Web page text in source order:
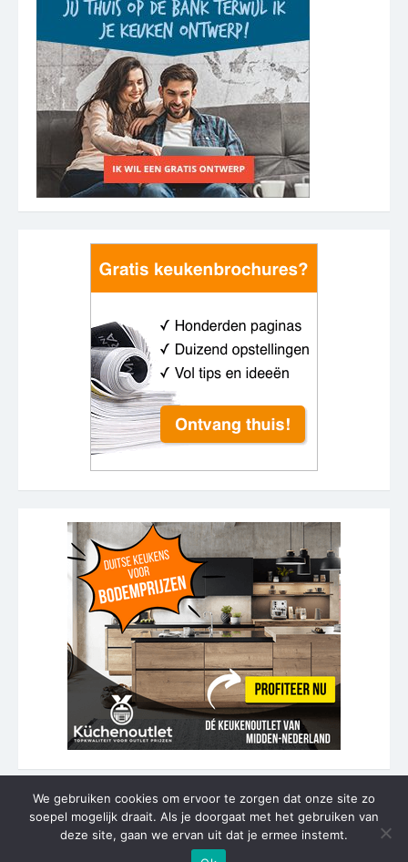
© 2026 Keukenrenovatie kosten
Aangedreven door WordPress /
We gebruiken cookies om ervoor te zorgen dat onze site zo
soepel mogelijk draait. Als je doorgaat met het gebruiken van
deze site, gaan we ervan uit dat je ermee instemt.